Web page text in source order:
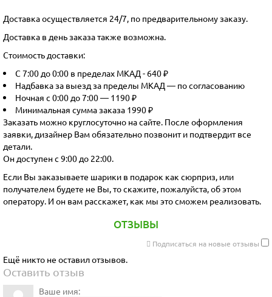
Доставка осуществляется 24/7, по предварительному заказу.
Доставка в день заказа также возможна.
Стоимость доставки:
С 7:00 до 0:00 в пределах МКАД - 640 ₽
Надбавка за выезд за пределы МКАД — по согласованию
Ночная с 0:00 до 7:00 — 1190 ₽
Минимальная сумма заказа 1990 ₽
Заказать можно круглосуточно на сайте. После оформления
заявки, дизайнер Вам обязательно позвонит и подтвердит все
детали.
Он доступен с 9:00 до 22:00.
Если Вы заказываете шарики в подарок как сюрприз, или
получателем будете не Вы, то скажите, пожалуйста, об этом
оператору. И он вам расскажет, как мы это сможем реализовать.
ОТЗЫВЫ
Подписаться на новые отзывы
Ещё никто не оставил отзывов.
Оставить отзыв
Ваше имя: